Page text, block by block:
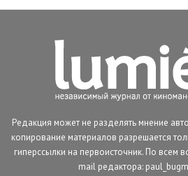
Редакция может не разделять мнение
копирование материалов разрешается
гиперссылки на первоисточник. По всем
mail редактора: